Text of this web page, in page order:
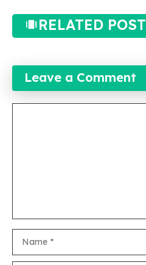
RELATED POST
Leave a Comment